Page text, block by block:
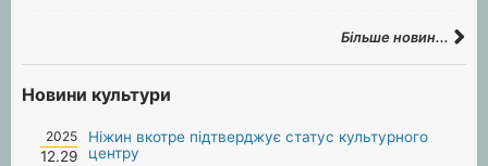
Більше новин...
Новини культури
2025
12.29
Ніжин вкотре підтверджує статус культурного
центру